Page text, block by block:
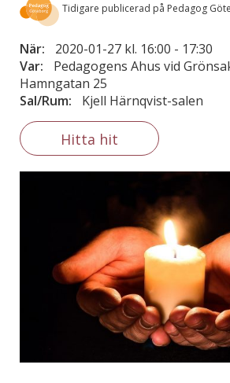
Tidigare publicerad på Pedagog
När: 2020-01-27 kl. 16:00 - 17:30
Var:
Pedagogens Ahus vid
Hamngatan 25
Sal/Rum:
Kjell Härnqvist-salen
Hitta hit